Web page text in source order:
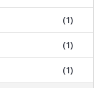
(1)
(1)
(1)